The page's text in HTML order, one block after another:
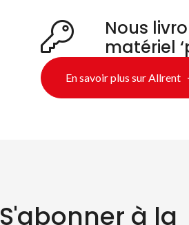
Nous
matériel
En savoir plus sur Allrent
S'abonner à la